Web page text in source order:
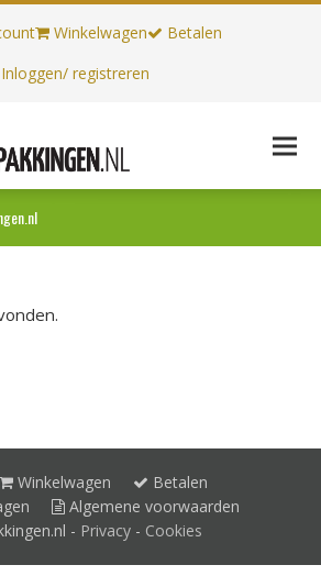
Winkelwagen
Betalen
Inloggen/ registreren
Winkelwagen
Betalen
Algemene voorwaarden
- Privacy - Cookies